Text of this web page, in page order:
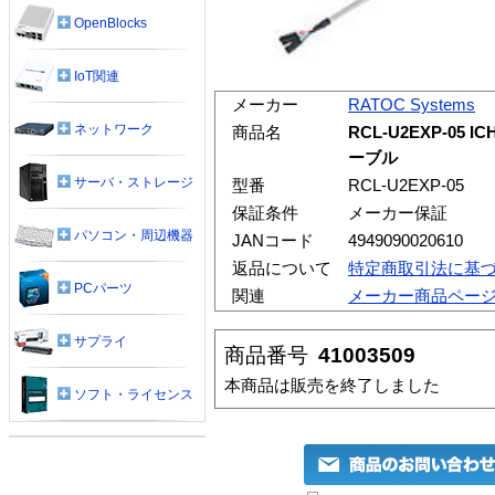
メーカー
RATOC Systems
商品名
RCL-U2EXP-05
ーブル
型番
RCL-U2EXP-05
保証条件
メーカー保証
JANコード
4949090020610
返品について
特定商取引法に基
関連
メーカー商品ペー
商品番号 41003509
本商品は販売を終了しました
OpenBlocks
IoT関連
ネットワーク
サーバ・ストレージ
パソコン・周辺機器
PCパーツ
サプライ
ソフト・ライセンス